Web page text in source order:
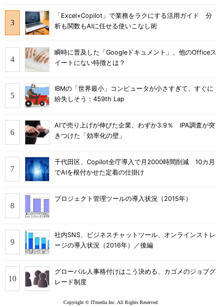
「Excel×Copilot」で業務をラクにする活用ガイド 分
析も関数もAIに任せる使いこなし術
瞬時に普及した「Googleドキュメント」、他のOfficeス
イートにない特徴とは？
IBMの「世界最小」コンピュータが小さすぎて、すぐに
紛失しそう：459th Lap
AIで売り上げが伸びた企業、わずか3.9％ IPA調査が突
きつけた「効率化の壁」
千代田区、Copilot全庁導入で月2000時間削減 10カ月
でAIを根付かせた定着の仕掛け
プロジェクト管理ツールの導入状況（2015年）
社内SNS、ビジネスチャットツール、オンラインストレ
ージの導入状況（2016年）／後編
グローバル人事格付けはこう決める、カゴメのジョブグ
レード制度
Copyright © ITmedia Inc. All Rights Reserved.